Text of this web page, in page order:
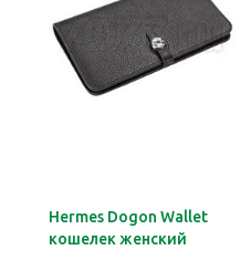
Hermes Dogon Wallet
кошелек женский